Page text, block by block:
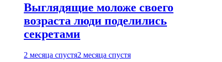
Выглядящие моложе своего
возраста люди поделились
секретами
2 месяца спустя2 месяца спустя